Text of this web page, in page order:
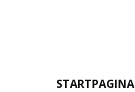
STARTPAGINA